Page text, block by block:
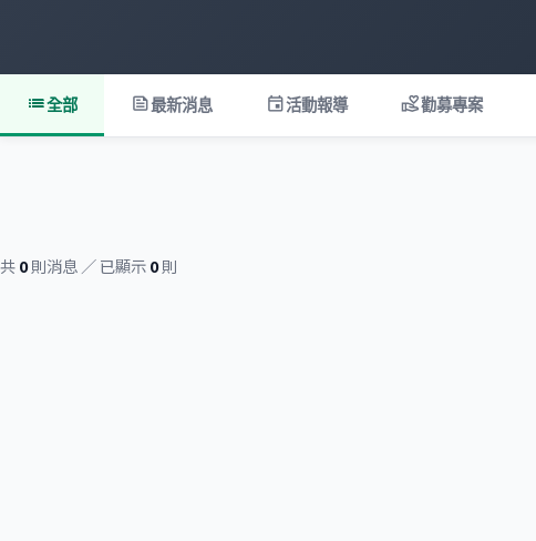
list全部 feed最新消息 event活動報導 volunteer_activism勸募專案
共0則消息 ／ 已顯示0則